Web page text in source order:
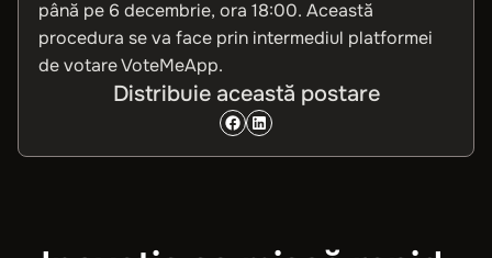
până pe 6 decembrie, ora 18:00. Această
procedura se va face prin intermediul platformei
de votare VoteMeApp.
Distribuie această postare